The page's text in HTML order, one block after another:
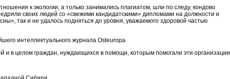
к экологии, а только занимались плагиатом, шли по следу, кондово
своих людей со «свежими кандидатскими» дипломами на должности и
так и не удалось подняться до уровня, уважаемого здоровой частью
интеллектуального журнала Osteuropa
и в целом граждан, нуждающихся в помощи, которым помогали эти организации.